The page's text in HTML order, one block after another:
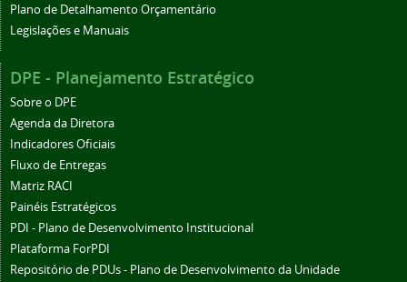
Plano de Detalhamento Orçamentário
Legislações e Manuais
DPE - Planejamento Estratégico
Sobre o DPE
Agenda da Diretora
Indicadores Oficiais
Fluxo de Entregas
Matriz RACI
Painéis Estratégicos
PDI - Plano de Desenvolvimento Institucional
Plataforma ForPDI
Repositório de PDUs - Plano de Desenvolvimento da Unidade